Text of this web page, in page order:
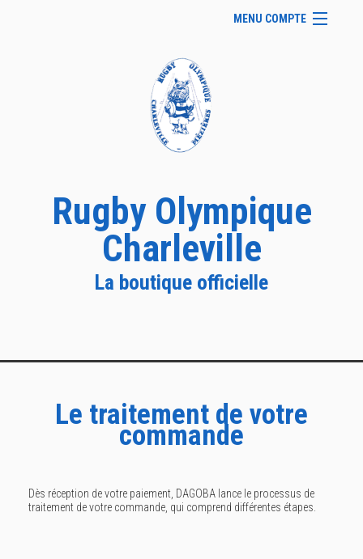
MENU COMPTE
Site Web du club
Facebook
Se connecter
Panier (vide
Rugby Olympique
Charleville
La boutique officielle
Le traitement de votre
commande
Dès réception de votre paiement, DAGOBA lance le processus de
traitement de votre commande, qui comprend différentes étapes.